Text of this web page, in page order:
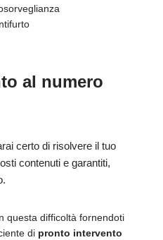
al numero
certo di risolvere il tuo
contenuti e garantiti,
questa difficoltà fornendoti
di pronto intervento